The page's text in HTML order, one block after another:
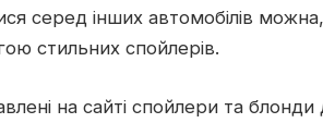
серед інших автомобілів
стильних спойлерів.
на сайті спойлери та